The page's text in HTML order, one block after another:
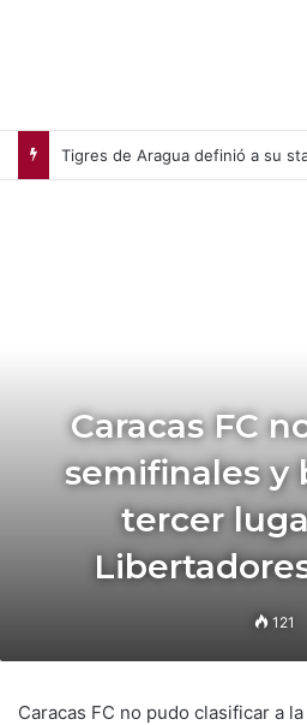
Caracas FC
semifinales y
tercer
121
Caracas FC no pudo clasificar a